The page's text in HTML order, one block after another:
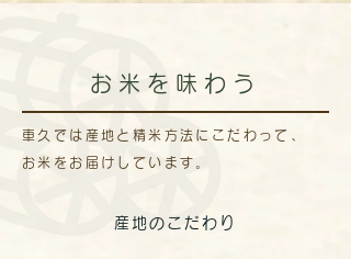
お米を味わう
車久では産地と精米方法にこだわって、
お米をお届けしています。
産地のこだわり